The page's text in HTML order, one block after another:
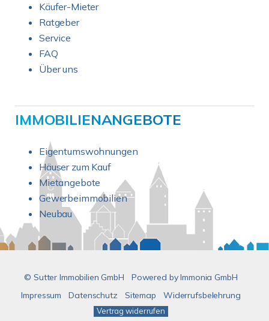
Käufer-Mieter
Ratgeber
Service
FAQ
Über uns
IMMOBILIENANGEBOTE
Eigentumswohnungen
Häuser zum Kauf
Mietangebote
Gewerbeimmobilien
Neubau
© Sutter Immobilien GmbH Powered byImmonia GmbH
Impressum
Datenschutz Sitemap Widerrufsbelehrung
Vertrag widerrufen